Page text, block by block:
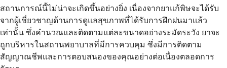
สถานการณ์นี้ไม่น่าจะเกิดขึ้นอย่างยิ่ง เนื่องจากยาแก้พิษจะได้รับ
จากผู้เชี่ยวชาญด้านการดูแลสุขภาพที่ได้รับการฝึกฝนมาแล้ว
เท่านั้น ซึ่งคำนวณและติดตามแต่ละขนาดอย่างระมัดระวัง ยาจะ
ถูกบริหารในสถานพยาบาลที่มีการควบคุม ซึ่งมีการติดตาม
สัญญาณชีพและการตอบสนองของคุณอย่างต่อเนื่องตลอดการ